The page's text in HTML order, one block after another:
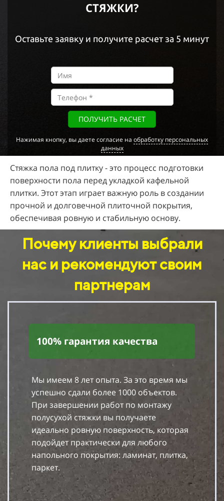
СТЯЖКИ?
Оставьте заявку и получите расчет за 5 минут
ПОЛУЧИТЬ РАСЧЕТ
Нажимая кнопку, вы даете согласие на обработку персональных
данных
Стяжка пола под плитку - это процесс подготовки
поверхности пола перед укладкой кафельной
плитки. Этот этап играет важную роль в создании
прочной и долговечной плиточной покрытия,
обеспечивая ровную и стабильную основу.
Почему клиенты выбрали
нас и рекомендуют своим
партнерам
100% гарантия качества
Мы имеем 8 лет опыта. За это время мы
успешно сдали более 1000 объектов.
При завершении работ по монтажу
полусухой стяжки вы получаете
идеально ровную поверхность, которая
подойдет практически для любого
напольного покрытия: ламинат, плитка,
паркет.